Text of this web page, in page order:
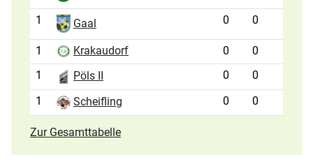
1 Gaal 0 0
1 Krakaudorf 0
0
1
Pöls II 0
0
1
Scheifling 0 0
Zur Gesamttabelle